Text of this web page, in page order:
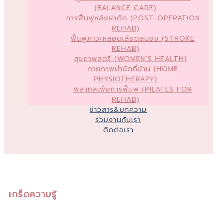
(BALANCE CARE)
การฟื้นฟูหลังผ่าตัด (POST-OPERATION
REHAB)
ฟื้นฟูภาวะหลอดเลือดสมอง (STROKE
REHAB)
สุขภาพสตรี (WOMEN’S HEALTH)
กายภาพบำบัดที่บ้าน (HOME
PHYSIOTHERAPY)
พิลาทิสเพื่อการฟื้นฟู (PILATES FOR
REHAB)
ข่าวสาร&บทความ
ร่วมงานกับเรา
ติดต่อเรา
เกร็ดความรู้